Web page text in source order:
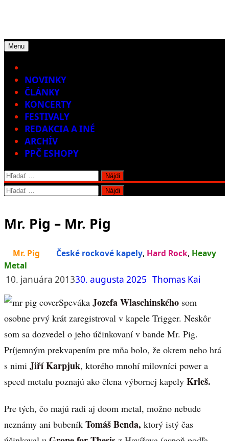
Menu
NOVINKY
ČLÁNKY
KONCERTY
FESTIVALY
REDAKCIA A INÉ
ARCHÍV
PPČ ESHOPY
Hľadať:
Hľadať:
Mr. Pig – Mr. Pig
Mr. Pig České rockové kapely, Hard Rock, Heavy
Metal
10. januára 201330. augusta 2025 Thomas Kai
Speváka Jozefa Wlaschinského som
osobne prvý krát zaregistroval v kapele Trigger. Neskôr
som sa dozvedel o jeho účinkovaní v bande Mr. Pig.
Príjemným prekvapením pre mňa bolo, že okrem neho hrá
s nimi Jiří Karpjuk, ktorého mnohí milovníci power a
speed metalu poznajú ako člena výbornej kapely Krleš.
Pre tých, čo majú radi aj doom metal, možno nebude
neznámy ani bubeník Tomáš Benda, ktorý istý čas